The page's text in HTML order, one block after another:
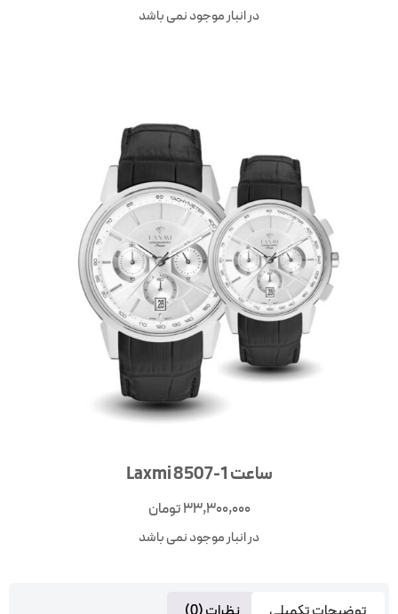
در انبار موجود نمی باشد
ساعت Laxmi 8507-1
33,300,000تومان
در انبار موجود نمی باشد